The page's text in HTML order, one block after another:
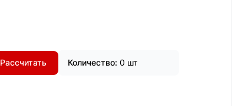
Рассчитать Количество: 0 шт